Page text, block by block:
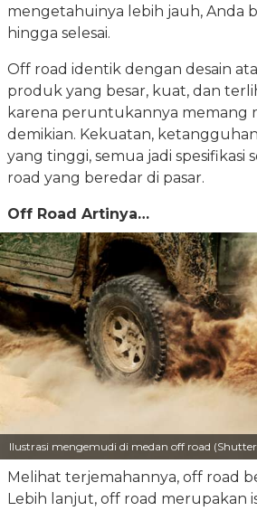
mengetahuinya lebih jauh, Anda
hingga selesai.
Off road identik dengan desain
produk yang besar, kuat, dan
karena peruntukannya memang
demikian. Kekuatan,
yang tinggi, semua jadi spesifikasi
road yang beredar di pasar.
Off Road Artinya…
Ilustrasi mengemudi di medan off road
Melihat terjemahannya, off road
Lebih lanjut, off road merupakan